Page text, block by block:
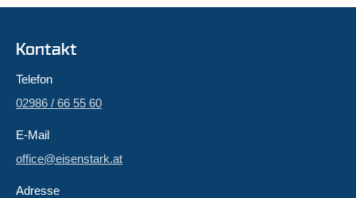
Kontakt
Telefon
02986 / 66 55 60
E-Mail
office@eisenstark.at
Adresse